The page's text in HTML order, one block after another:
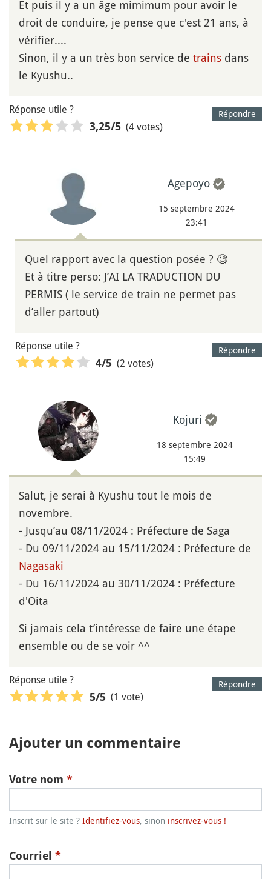
Et puis il y a un âge mimimum pour avoir le
droit de conduire, je pense que c'est 21 ans, à
vérifier....
Sinon, il y a un très bon service de trains dans
le Kyushu..
Répondre
Réponse utile ?
3,25/5 (4 votes)
Agepoyo
15 septembre 2024
23:41
Quel rapport avec la question posée ? 🧐
Et à titre perso: J’AI LA TRADUCTION DU
PERMIS ( le service de train ne permet pas
d’aller partout)
Répondre
Réponse utile ?
4/5 (2 votes)
Kojuri
18 septembre 2024
15:49
Salut, je serai à Kyushu tout le mois de
novembre.
- Jusqu’au 08/11/2024 : Préfecture de Saga
- Du 09/11/2024 au 15/11/2024 : Préfecture de
Nagasaki
- Du 16/11/2024 au 30/11/2024 : Préfecture
d'Oita
Si jamais cela t’intéresse de faire une étape
ensemble ou de se voir ^^
Répondre
Réponse utile ?
5/5 (1 vote)
Ajouter un commentaire
Votre nom *
Inscrit sur le site ? Identifiez-vous, sinon inscrivez-vous !
Courriel *